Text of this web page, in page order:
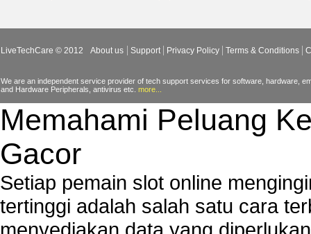
LiveTechCare © 2012 About us Support Privacy Policy Terms & Conditions
We are an independent service provider of tech support services for software, hardware,
and Hardware Peripherals, antivirus etc. more...
Memahami Peluang
Gacor
Setiap pemain slot online
tertinggi adalah salah satu cara